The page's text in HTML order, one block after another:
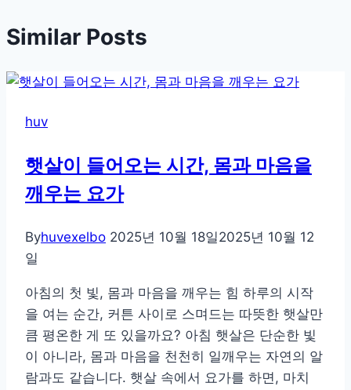
Similar Posts
huv
햇살이 들어오는 시간, 몸과 마음을
깨우는 요가
Byhuvexelbo 2025년 10월 18일2025년 10월 12
일
아침의 첫 빛, 몸과 마음을 깨우는 힘 하루의 시작
을 여는 순간, 커튼 사이로 스며드는 따뜻한 햇살만
큼 평온한 게 또 있을까요? 아침 햇살은 단순한 빛
이 아니라, 몸과 마음을 천천히 일깨우는 자연의 알
람과도 같습니다. 햇살 속에서 요가를 하면, 마치